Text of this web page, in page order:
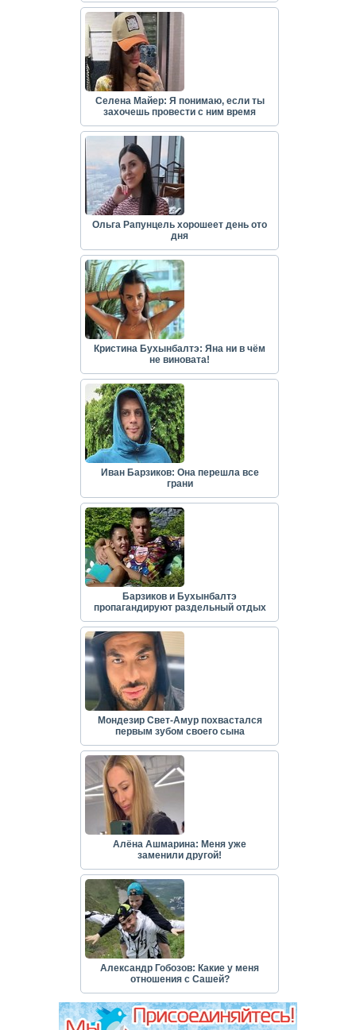
Селена Майер: Я понимаю, если ты
захочешь провести с ним время
Ольга Рапунцель хорошеет день ото
дня
Кристина Бухынбалтэ: Яна ни в чём
не виновата!
Иван Барзиков: Она перешла все
грани
Барзиков и Бухынбалтэ
пропагандируют раздельный отдых
Мондезир Свет-Амур похвастался
первым зубом своего сына
Алёна Ашмарина: Меня уже
заменили другой!
Александр Гобозов: Какие у меня
отношения с Сашей?